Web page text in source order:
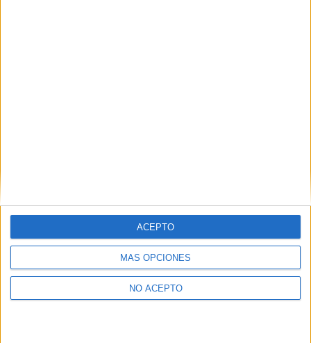
MÁS OPCIONES
NO ACEPTO
ACEPTO
Sevilla(1)
Valencia(4)